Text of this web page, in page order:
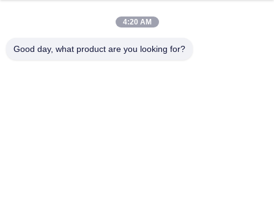
Pantone Vinyl Sticker Rol Glanzende Afwerking Ideaal voor
Reclame Promotie Decoratie Toepassingen Duurzame en
4:20 AM
Good day, what product are you looking for?